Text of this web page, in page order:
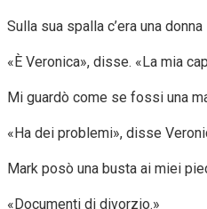
Sulla sua spalla c’era una
«È Veronica», disse. «La mia
Mi guardò come se fossi una
«Ha dei problemi», disse
Mark posò una busta ai miei
«Documenti di divorzio.»